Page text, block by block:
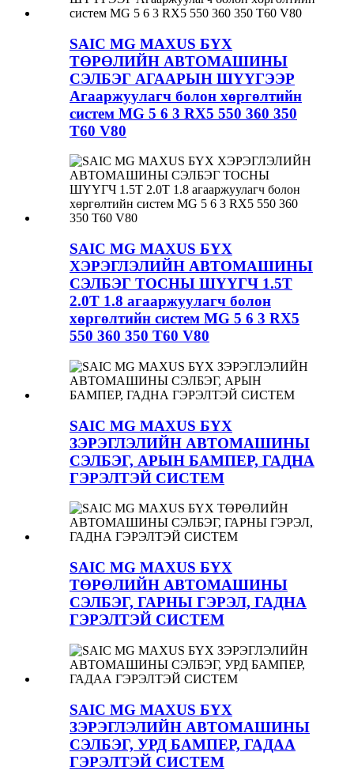
SAIC MG MAXUS БҮХ
ТӨРӨЛИЙН АВТОМАШИНЫ
СЭЛБЭГ АГААРЫН ШҮҮГЭЭР
Агааржуулагч болон хөргөлтийн
систем MG 5 6 3 RX5 550 360 350
T60 V80
SAIC MG MAXUS БҮХ
ХЭРЭГЛЭЛИЙН АВТОМАШИНЫ
СЭЛБЭГ ТОСНЫ ШҮҮГЧ 1.5T
2.0T 1.8 агааржуулагч болон
хөргөлтийн систем MG 5 6 3 RX5
550 360 350 T60 V80
SAIC MG MAXUS БҮХ
ЗЭРЭГЛЭЛИЙН АВТОМАШИНЫ
СЭЛБЭГ, АРЫН БАМПЕР, ГАДНА
ГЭРЭЛТЭЙ СИСТЕМ
SAIC MG MAXUS БҮХ
ТӨРӨЛИЙН АВТОМАШИНЫ
СЭЛБЭГ, ГАРНЫ ГЭРЭЛ, ГАДНА
ГЭРЭЛТЭЙ СИСТЕМ
SAIC MG MAXUS БҮХ
ЗЭРЭГЛЭЛИЙН АВТОМАШИНЫ
СЭЛБЭГ, УРД БАМПЕР, ГАДАА
ГЭРЭЛТЭЙ СИСТЕМ